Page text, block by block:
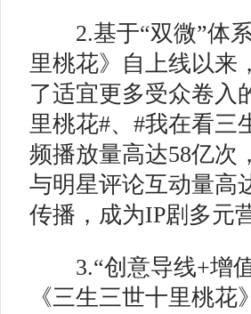
2.基于“双微”体系
里桃花》自上线以来
了适宜更多受众卷入
里桃花#、#我在看三
频播放量高达58亿次
与明星评论互动量高
传播，成为IP剧多元
3.“创意导线+增值
《三生三世十里桃